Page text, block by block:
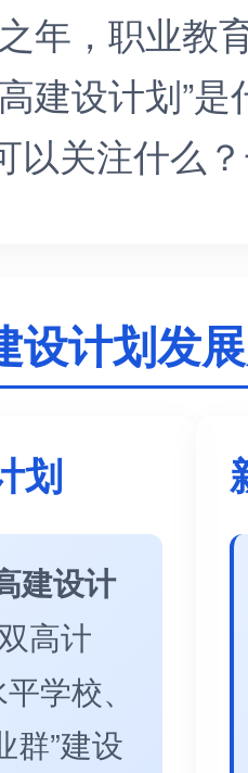
年，职业教
建设计划”是
以关注什么
设计划发
划
建设计
高计
学校、
群”建设